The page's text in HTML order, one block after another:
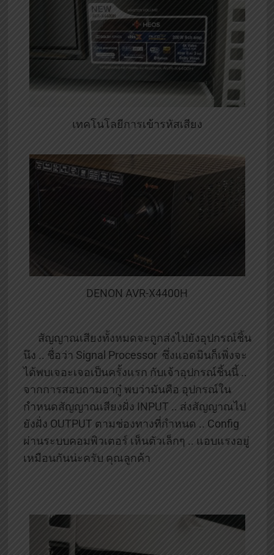
เทคโนโลยีการเข้ารหัสเสียง
DENON AVR-X4400H
สัญญาณเสียงทั้งหมดจะถูกส่งไปยังอุปกรณ์ชิ้น
นึง .. ชื่อว่า Signal Processor ซึ่งแอดมินก็เพิ่งจะ
ได้พบเจอะเจอเป็นครั้งแรก กับเจ้าอุปกรณ์ชิ้นนี้ ..
จากการสอบถามอากู๋ พบว่ามันคือ อุปกรณ์ใน
กำหนดสัญญาณเสียงฝั่ง INPUT .. ส่งสัญญาณไป
ยังฝั่ง OUTPUT ตามช่องทางที่กำหนด .. Config
ผ่านระบบคอมพิวเตอร์ เห็นตัวเล็กๆ .. แอบแรงอยู่
เหมือนกันน่ะครับ คุณลูกค้า